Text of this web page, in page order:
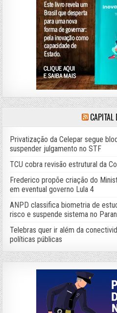
CAPITAL
Privatização da Celepar segue
suspender julgamento no STF
TCU cobra revisão estrutural da
Frederico propõe criação do
em eventual governo Lula 4
ANPD classifica biometria de
risco e suspende sistema no
Telebras quer ir além da
políticas públicas